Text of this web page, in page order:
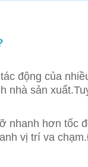
động của
nhà sản
hơn tốc
vị trí va